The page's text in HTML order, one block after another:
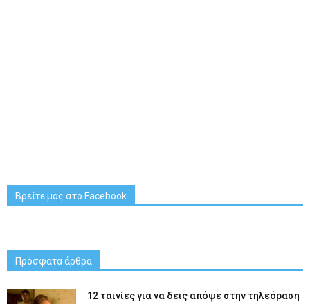
Βρείτε μας στο Facebook
Πρόσφατα άρθρα
12 ταινίες για να δεις απόψε στην τηλεόραση